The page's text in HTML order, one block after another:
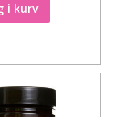
i kurv
til ønskeseddel